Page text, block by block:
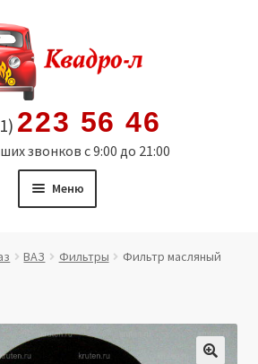
223 56 46
звонков с 9:00 до 21:00
Меню
ВАЗ Фильтры
Фильтр масляный